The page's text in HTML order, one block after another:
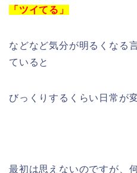
「ツイてる」
などなど気分が明るくなる
ていると
びっくりするくらい日常が
最初は思えないのですが、